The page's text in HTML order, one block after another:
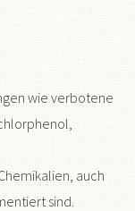
wie verbotene
auch
sind.